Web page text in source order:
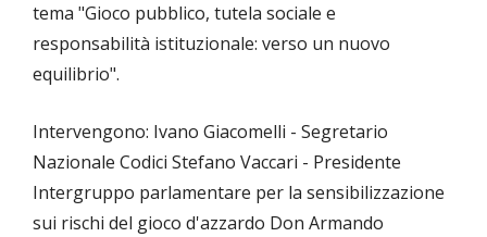
tema "Gioco pubblico, tutela sociale e
responsabilità istituzionale: verso un nuovo
equilibrio".
Intervengono: Ivano Giacomelli - Segretario
Nazionale Codici Stefano Vaccari - Presidente
Intergruppo parlamentare per la sensibilizzazione
sui rischi del gioco d'azzardo Don Armando